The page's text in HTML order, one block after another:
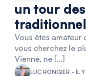
un tour
Vous êtes amateur
vous cherchez le
Vienne, ne […]
LUC RONGIER - IL